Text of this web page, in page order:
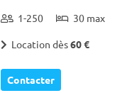
1-250 30 max
Location dès60 €
Contacter